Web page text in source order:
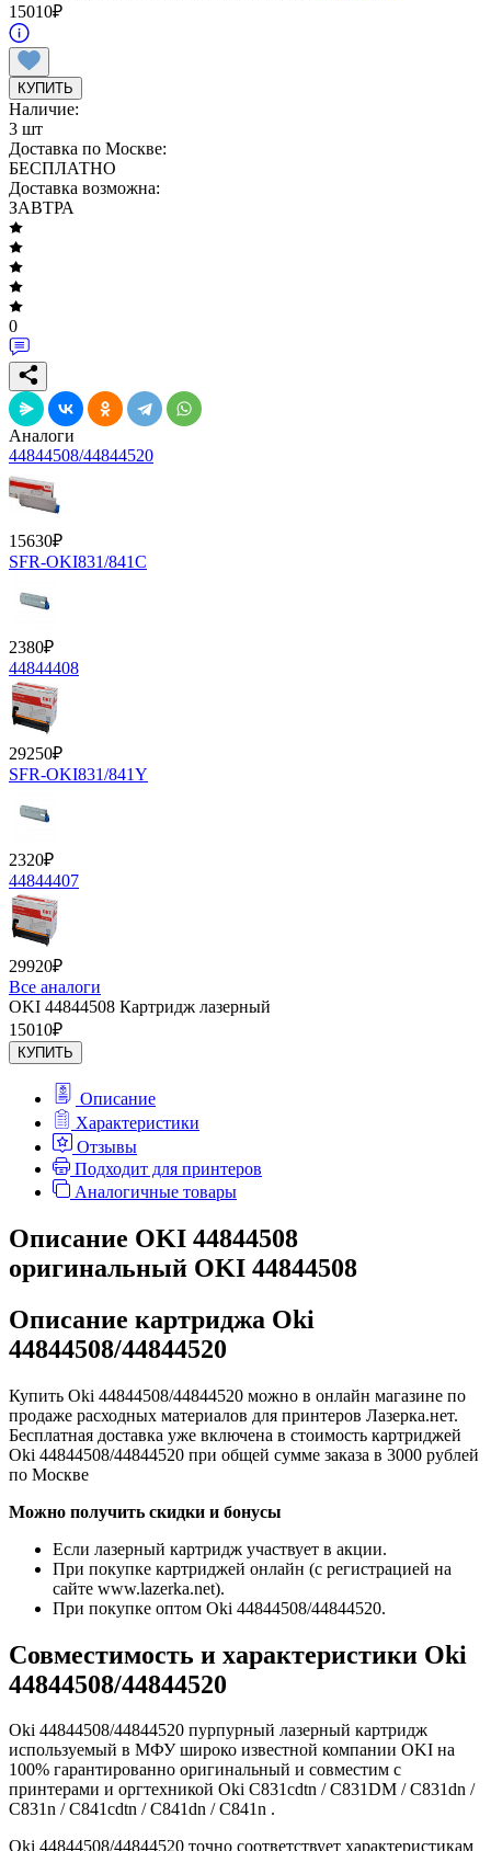
15010₽
КУПИТЬ
Наличие:
3 шт
Доставка по Москве:
БЕСПЛАТНО
Доставка возможна:
ЗАВТРА
0
Аналоги
44844508/44844520
15630₽
SFR-OKI831/841C
2380₽
44844408
29250₽
SFR-OKI831/841Y
2320₽
44844407
29920₽
Все аналоги
OKI 44844508 Картридж лазерный
15010₽
КУПИТЬ
Описание
Характеристики
Отзывы
Подходит для принтеров
Аналогичные товары
Описание OKI 44844508
оригинальный OKI 44844508
Описание картриджа Oki
44844508/44844520
Купить Oki 44844508/44844520 можно в онлайн магазине по
продаже расходных материалов для принтеров Лазерка.нет.
Бесплатная доставка уже включена в стоимость картриджей
Oki 44844508/44844520 при общей сумме заказа в 3000 рублей
по Москве
Можно получить скидки и бонусы
Если лазерный картридж участвует в акции.
При покупке картриджей онлайн (с регистрацией на
сайте www.lazerka.net).
При покупке оптом Oki 44844508/44844520.
Совместимость и характеристики Oki
44844508/44844520
Oki 44844508/44844520 пурпурный лазерный картридж
используемый в МФУ широко известной компании OKI на
100% гарантированно оригинальный и совместим с
принтерами и оргтехникой Oki C831cdtn / C831DM / C831dn /
C831n / C841cdtn / C841dn / C841n .
Oki 44844508/44844520 точно соответствует характеристикам